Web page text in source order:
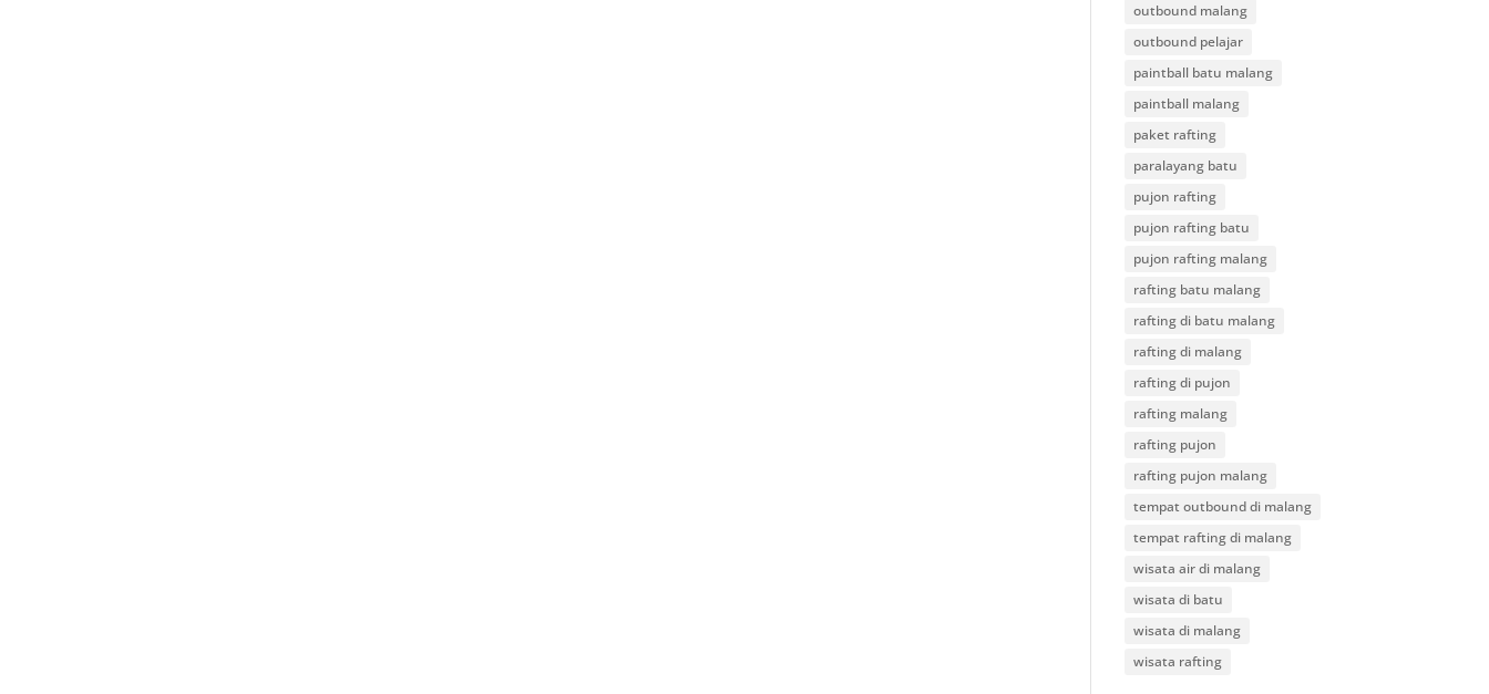
outbound malang
outbound pelajar
paintball batu malang
paintball malang
paket rafting
paralayang batu
pujon rafting
pujon rafting batu
pujon rafting malang
rafting batu malang
rafting di batu malang
rafting di malang
rafting di pujon
rafting malang
rafting pujon
rafting pujon malang
tempat outbound di malang
tempat rafting di malang
wisata air di malang
wisata di batu
wisata di malang
wisata rafting